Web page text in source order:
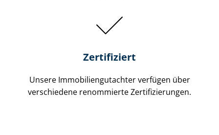
Zertifiziert
Unsere Immobilien­gutachter verfügen über
verschiedene renommierte Zer­ti­fi­zie­run­gen.